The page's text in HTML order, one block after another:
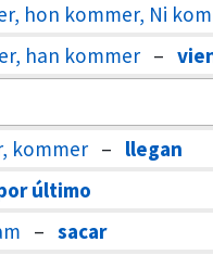
hon kommer, Ni
han kommer –
kommer – llegan
último
– sacar